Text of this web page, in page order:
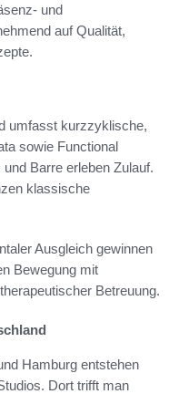
und
auf Qualität,
umfasst kurzzyklische,
sowie Functional
Barre erleben Zulauf.
klassische
Ausgleich gewinnen
Bewegung mit
Betreuung.
Hamburg entstehen
Dort trifft man